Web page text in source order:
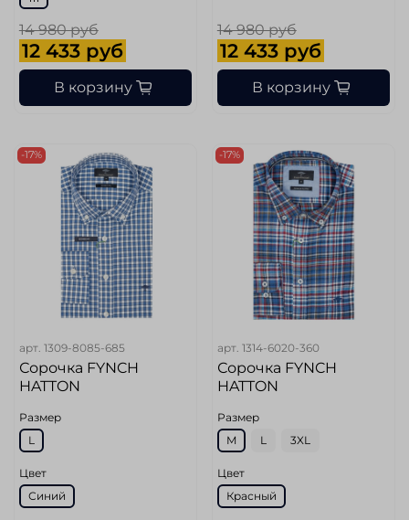
14 980 руб
12 433 руб
В корзину
14 980 руб
12 433 руб
В корзину
-17%
арт. 1309-8085-685
Сорочка FYNCH
HATTON
Размер
L
Цвет
Синий
-17%
арт. 1314-6020-360
Сорочка FYNCH
HATTON
Размер
M
L 3XL
Цвет
Красный